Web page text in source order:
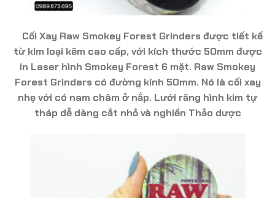
Cối Xay Raw Smokey Forest Grinders được tiết kế
từ kim loại kẽm cao cấp, với kích thước 50mm được
in Laser hình Smokey Forest 6 mặt. Raw Smokey
Forest Grinders có đường kính 50mm. Nó là cối xay
nhẹ với có nam châm ở nắp. Lưới răng hình kim tự
tháp dễ dàng cắt nhỏ và nghiền Thảo dược